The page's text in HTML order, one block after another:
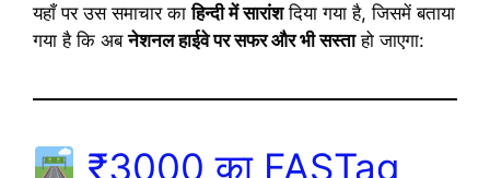
यहाँ पर उस समाचार काहिन्दी में सारांशदिया गया है, जिसमें बताया
गया है कि अबनेशनल हाईवे पर सफर और भी सस्ताहो जाएगा:
₹3000 का FASTag